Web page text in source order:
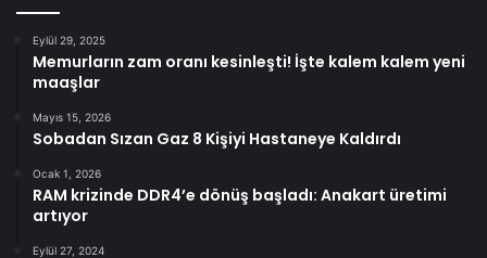
Eylül 29, 2025
Memurların zam oranı kesinleşti! İşte kalem kalem yeni
maaşlar
Mayıs 15, 2026
Sobadan Sızan Gaz 8 Kişiyi Hastaneye Kaldırdı
Ocak 1, 2026
RAM krizinde DDR4’e dönüş başladı: Anakart üretimi
artıyor
Eylül 27, 2024